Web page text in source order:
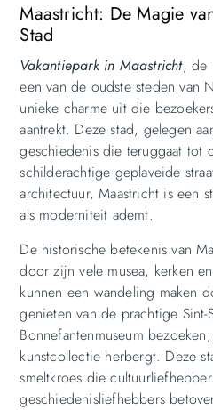
Maastricht: De Magie
Stad
Vakantiepark in Maastricht, de
een van de oudste steden van
unieke charme uit die
aantrekt. Deze stad, gelegen
geschiedenis die teruggaat tot
schilderachtige geplaveide
architectuur, Maastricht is een
als moderniteit ademt.
De historische betekenis van
door zijn vele musea, kerken
kunnen een wandeling maken
genieten van de prachtige Sint-
Bonnefantenmuseum
kunstcollectie herbergt. Deze
smeltkroes die
geschiedenisliefhebbers